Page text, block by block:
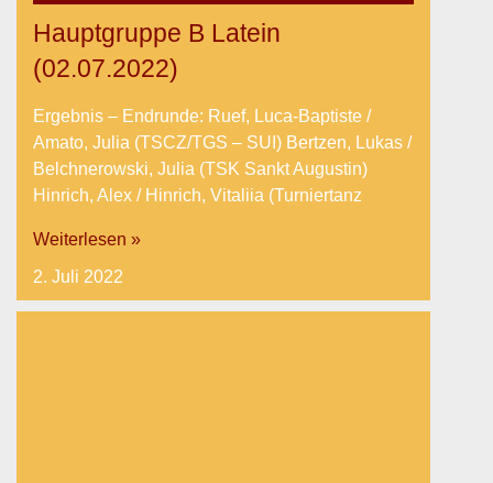
Hauptgruppe B Latein
(02.07.2022)
Ergebnis – Endrunde: Ruef, Luca-Baptiste /
Amato, Julia (TSCZ/TGS – SUI) Bertzen, Lukas /
Belchnerowski, Julia (TSK Sankt Augustin)
Hinrich, Alex / Hinrich, Vitaliia (Turniertanz
Weiterlesen »
2. Juli 2022